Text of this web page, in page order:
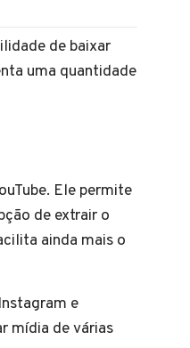
de baixar
uma quantidade
Ele permite
de extrair o
ainda mais o
e
mídia de várias